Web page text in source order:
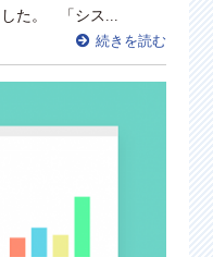
した。 「シス...
続きを読む